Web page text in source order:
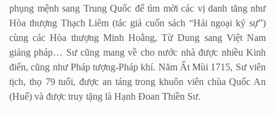
phụng mệnh sang Trung Quốc để tìm mời các vị danh tăng như
Hòa thượng Thạch Liêm (tác giả cuốn sách “Hải ngoại ký sự”)
cùng các Hòa thượng Minh Hoằng, Từ Dung sang Việt Nam
giảng pháp… Sư cũng mang về cho nước nhà được nhiều Kinh
điển, cũng như Pháp tượng-Pháp khí. Năm Ất Mùi 1715, Sư viên
tịch, thọ 79 tuổi, được an táng trong khuôn viên chùa Quốc An
(Huế) và được truy tặng là Hạnh Đoan Thiền Sư.